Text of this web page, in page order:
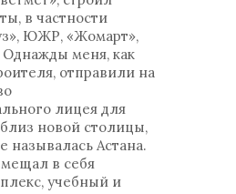
в частности
ЮЖР, «Жомарт»,
Однажды меня, как
отправили на
лицея для
новой столицы,
называлась Астана.
в себя
учебный и